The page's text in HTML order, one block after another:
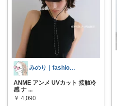
みのり｜fashion暮らしꕤ︎︎·͜·
ANME アンメ UVカット 接触冷
感 ナ ...
￥ 4,090